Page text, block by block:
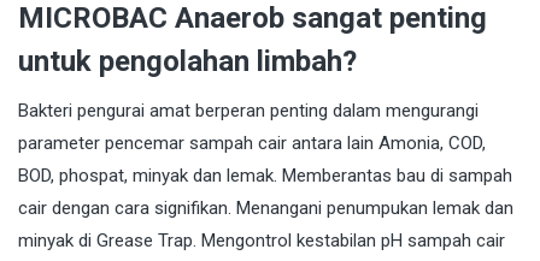
MICROBAC Anaerob sangat penting
untuk pengolahan limbah?
Bakteri pengurai amat berperan penting dalam mengurangi
parameter pencemar sampah cair antara lain Amonia, COD,
BOD, phospat, minyak dan lemak. Memberantas bau di sampah
cair dengan cara signifikan. Menangani penumpukan lemak dan
minyak di Grease Trap. Mengontrol kestabilan pH sampah cair